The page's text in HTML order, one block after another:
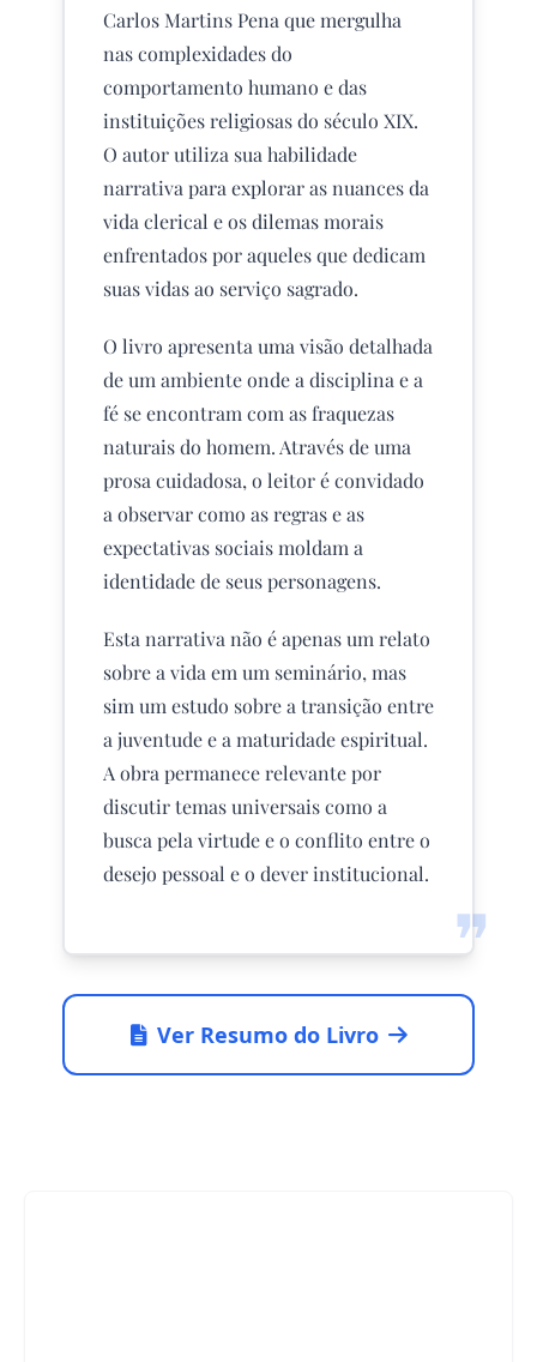
❞
Carlos Martins Pena que mergulha
nas complexidades do
comportamento humano e das
instituições religiosas do século XIX.
O autor utiliza sua habilidade
narrativa para explorar as nuances da
vida clerical e os dilemas morais
enfrentados por aqueles que dedicam
suas vidas ao serviço sagrado.
O livro apresenta uma visão detalhada
de um ambiente onde a disciplina e a
fé se encontram com as fraquezas
naturais do homem. Através de uma
prosa cuidadosa, o leitor é convidado
a observar como as regras e as
expectativas sociais moldam a
identidade de seus personagens.
Esta narrativa não é apenas um relato
sobre a vida em um seminário, mas
sim um estudo sobre a transição entre
a juventude e a maturidade espiritual.
A obra permanece relevante por
discutir temas universais como a
busca pela virtude e o conflito entre o
desejo pessoal e o dever institucional.
Ver Resumo do Livro